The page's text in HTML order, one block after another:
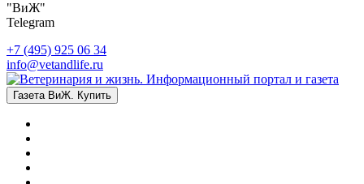
"ВиЖ"
Telegram
+7 (495) 925 06 34
info@vetandlife.ru
Газета ВиЖ. Купить